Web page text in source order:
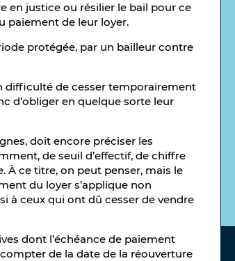
en justice ou résilier le bail pour ce
paiement de leur loyer.
protégée, par un bailleur contre
difficulté de cesser temporairement
d’obliger en quelque sorte leur
doit encore préciser les
de seuil d’effectif, de chiffre
À ce titre, on peut penser, mais le
du loyer s’applique non
à ceux qui ont dû cesser de vendre
dont l’échéance de paiement
de la date de la réouverture